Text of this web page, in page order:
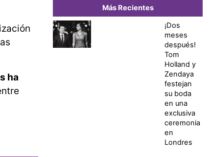
ha
Más Recientes
¡Dos
meses
después!
Tom
Holland y
Zendaya
festejan
su boda
en una
exclusiva
ceremonia
en
Londres